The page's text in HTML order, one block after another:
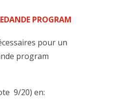
PROGRAM
pour un
program
9/20) en: